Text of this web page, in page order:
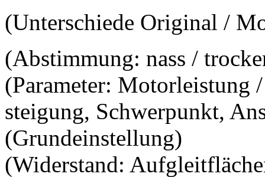
(Unterschiede Original /
(Abstimmung: nass /
(Parameter: Motorleistung
steigung, Schwerpunkt,
(Grundeinstellung)
(Widerstand: